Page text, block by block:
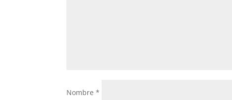
Nombre*